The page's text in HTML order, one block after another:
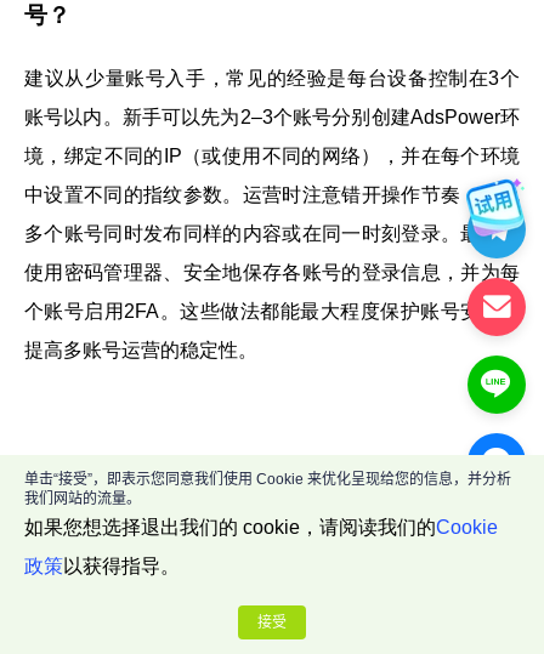
号？
建议从少量账号入手，常见的经验是每台设备控制在3个
账号以内。新手可以先为2–3个账号分别创建AdsPower环
境，绑定不同的IP（或使用不同的网络），并在每个环境
中设置不同的指纹参数。运营时注意错开操作节奏，避免
多个账号同时发布同样的内容或在同一时刻登录。最后，
使用密码管理器、安全地保存各账号的登录信息，并为每
个账号启用2FA。这些做法都能最大程度保护账号安全，
提高多账号运营的稳定性。
人们还读过
Giffgaff 被封号怎么办？10 款可替代
的海外 eSIM 卡盘点
单击“接受”，即表示您同意我们使用 Cookie 来优化呈现给您的信息，并分析
我们网站的流量。
如果您想选择退出我们的 cookie，请阅读我们的Cookie
政策以获得指导。
接受